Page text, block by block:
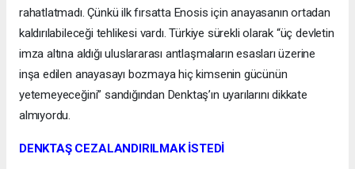
rahatlatmadı. Çünkü ilk fırsatta Enosis için anayasanın ortadan
kaldırılabileceği tehlikesi vardı. Türkiye sürekli olarak “üç devletin
imza altına aldığı uluslararası antlaşmaların esasları üzerine
inşa edilen anayasayı bozmaya hiç kimsenin gücünün
yetemeyeceğini” sandığından Denktaş’ın uyarılarını dikkate
almıyordu.
DENKTAŞ CEZALANDIRILMAK İSTEDİ